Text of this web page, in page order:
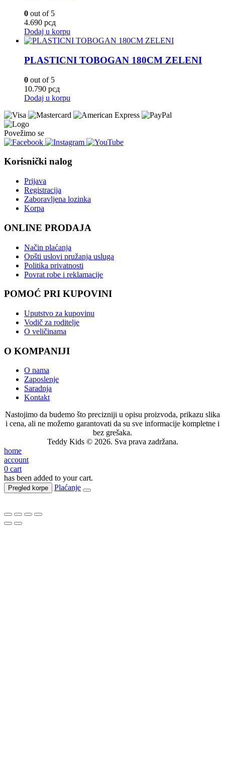
0 out of 5
4.690 рсд
Dodaj u korpu
PLASTICNI TOBOGAN 180CM ZELENI
0 out of 5
10.790 рсд
Dodaj u korpu
Povežimo se
Korisnički nalog
Prijava
Registracija
Zaboravljena lozinka
Korpa
ONLINE PRODAJA
Način plaćanja
Opšti uslovi pružanja usluga
Politika privatnosti
Povrat robe i reklamacije
POMOĆ PRI KUPOVINI
Uputstvo za kupovinu
Vodič za roditelje
O veličinama
O KOMPANIJI
O nama
Zaposlenje
Saradnja
Kontakt
Nastojimo da budemo što precizniji u opisu proizvoda, prikazu slika
i cena, ali ne možemo garantovati da su sve informacije kompletne i
bez grešaka.
Teddy Kids © 2026. Sva prava zadržana.
home
account
0 cart
has been added to your cart.
Pregled korpe Plaćanje